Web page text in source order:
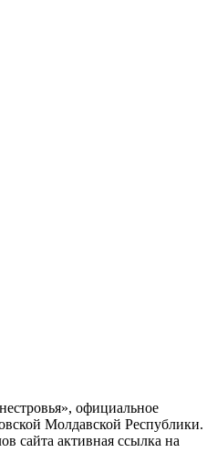
официальное
Молдавской Республики.
сайта активная ссылка на